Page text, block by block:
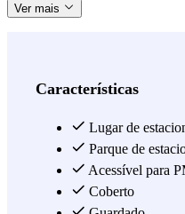
Ver mais
Características
Lugar de
Parque de
Acessível para
Coberto